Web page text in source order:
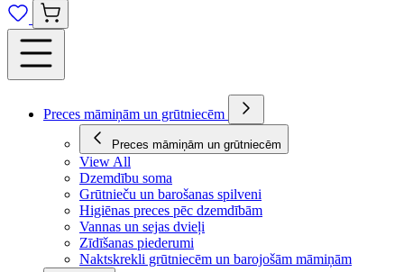
Preces māmiņām un grūtniecēm
Preces māmiņām un grūtniecēm
View All
Dzemdību soma
Grūtnieču un barošanas spilveni
Higiēnas preces pēc dzemdībām
Vannas un sejas dvieļi
Zīdīšanas piederumi
Naktskrekli grūtniecēm un barojošām māmiņām